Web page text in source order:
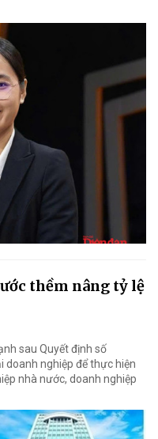
thềm nâng tỷ lệ
sau Quyết định số
nghiệp để thực hiện
nhà nước, doanh nghiệp